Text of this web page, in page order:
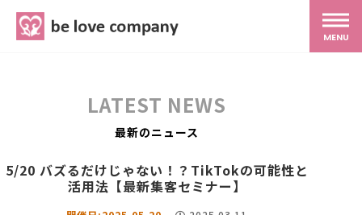
MENU
SNS広報
LATEST NEWS
最新のニュース
5/20 バズるだけじゃない！？TikTokの可能性と
活用法【最新集客セミナー】